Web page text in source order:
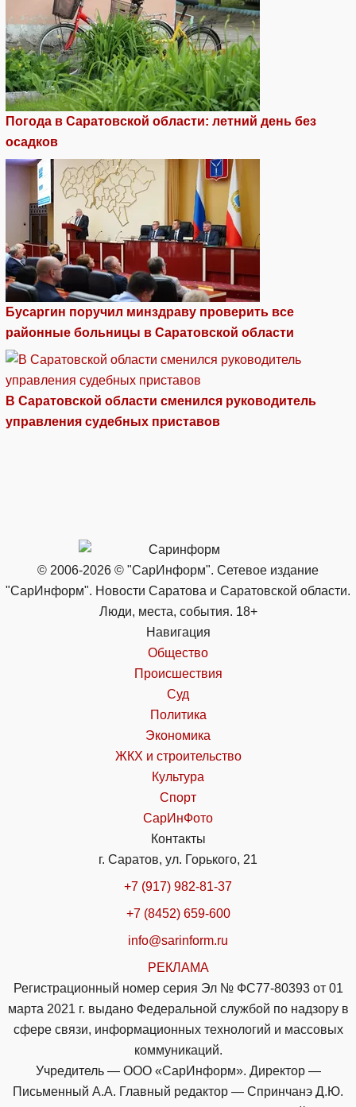
Погода в Саратовской области: летний день без
осадков
Бусаргин поручил минздраву проверить все
районные больницы в Саратовской области
В Саратовской области сменился руководитель
управления судебных приставов
© 2006-2026 © "СарИнформ". Сетевое издание
"СарИнформ". Новости Саратова и Саратовской области.
Люди, места, события. 18+
Навигация
Общество
Происшествия
Суд
Политика
Экономика
ЖКХ и строительство
Культура
Спорт
СарИнФото
Контакты
г. Саратов, ул. Горького, 21
+7 (917) 982-81-37
+7 (8452) 659-600
info@sarinform.ru
РЕКЛАМА
Регистрационный номер серия Эл № ФС77-80393 от 01
марта 2021 г. выдано Федеральной службой по надзору в
сфере связи, информационных технологий и массовых
коммуникаций.
Учредитель — ООО «СарИнформ». Директор —
Письменный А.А. Главный редактор — Спринчанэ Д.Ю.